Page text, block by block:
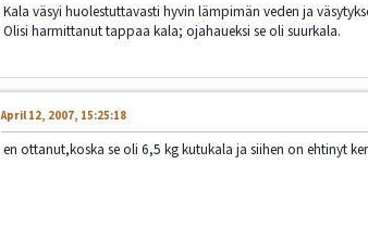
Kala väsyi huolestuttavasti hyvin lämpimän veden ja
Olisi harmittanut tappaa kala; ojahaueksi se oli suurkala.
April 12, 2007, 15:25:18
en ottanut,koska se oli 6,5 kg kutukala ja siihen on ehtinyt